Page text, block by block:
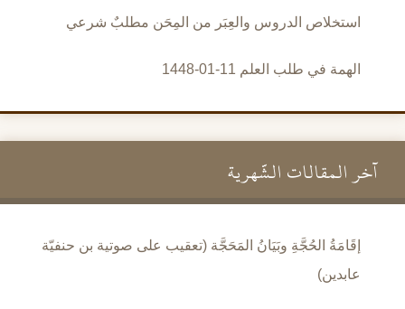
استخلاص الدروس والعِبَر من المِحَن مطلبٌ شرعي
الهمة في طلب العلم 11-01-1448
آخر المقالات الشَّهرية
إقَامَةُ الحُجَّةِ وبَيَانُ المَحَجَّة (تعقيب على صوتية بن حنفيّة
عابدين)